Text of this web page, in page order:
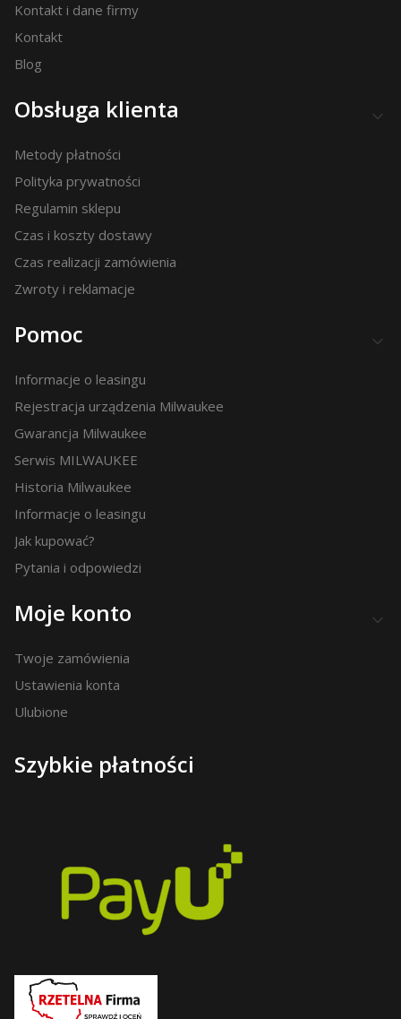
Kontakt i dane firmy
Kontakt
Blog
Obsługa klienta
Metody płatności
Polityka prywatności
Regulamin sklepu
Czas i koszty dostawy
Czas realizacji zamówienia
Zwroty i reklamacje
Pomoc
Informacje o leasingu
Rejestracja urządzenia Milwaukee
Gwarancja Milwaukee
Serwis MILWAUKEE
Historia Milwaukee
Informacje o leasingu
Jak kupować?
Pytania i odpowiedzi
Moje konto
Twoje zamówienia
Ustawienia konta
Ulubione
Szybkie płatności